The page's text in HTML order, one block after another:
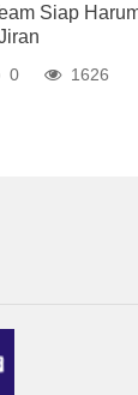
Siap
0 1626